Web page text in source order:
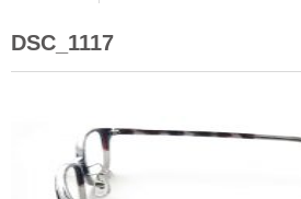
DSC_1117